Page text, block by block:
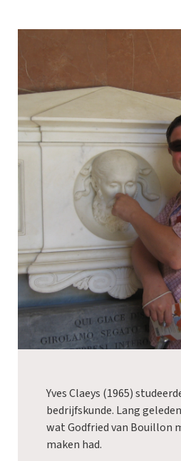
Yves Claeys (1965)
bedrijfskunde. Lang
wat Godfried van Bouillon
maken had.